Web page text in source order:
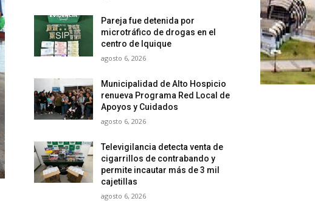
Pareja fue detenida por
microtráfico de drogas en el
centro de Iquique
agosto 6, 2026
Municipalidad de Alto Hospicio
renueva Programa Red Local de
Apoyos y Cuidados
agosto 6, 2026
Televigilancia detecta venta de
cigarrillos de contrabando y
permite incautar más de 3 mil
cajetillas
agosto 6, 2026